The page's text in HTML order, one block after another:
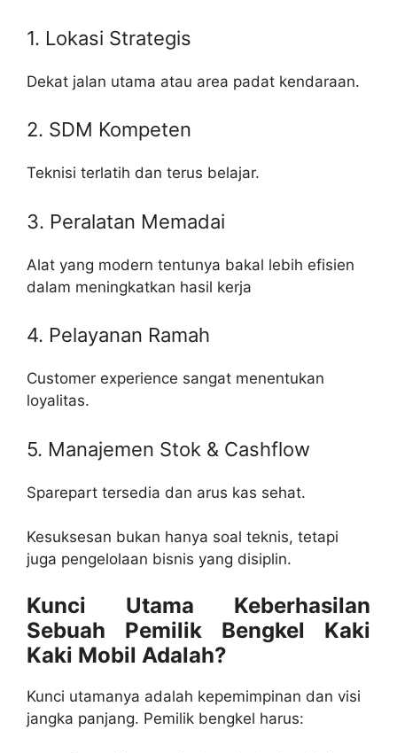
1. Lokasi Strategis
Dekat jalan utama atau area padat kendaraan.
2. SDM Kompeten
Teknisi terlatih dan terus belajar.
3. Peralatan Memadai
Alat yang modern tentunya bakal lebih efisien
dalam meningkatkan hasil kerja
4. Pelayanan Ramah
Customer experience sangat menentukan
loyalitas.
5. Manajemen Stok & Cashflow
Sparepart tersedia dan arus kas sehat.
Kesuksesan bukan hanya soal teknis, tetapi
juga pengelolaan bisnis yang disiplin.
Kunci Utama Keberhasilan
Sebuah Pemilik Bengkel Kaki
Kaki Mobil Adalah?
Kunci utamanya adalah kepemimpinan dan visi
jangka panjang. Pemilik bengkel harus: